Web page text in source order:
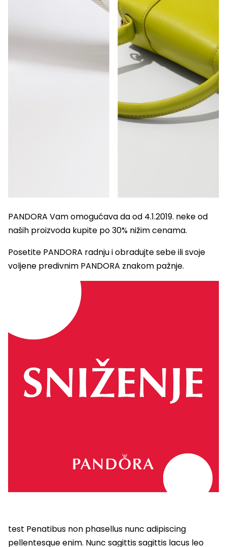
PANDORA Vam omogućava da od 4.1.2019. neke od
naših proizvoda kupite po 30% nižim cenama.
Posetite PANDORA radnju i obradujte sebe ili svoje
voljene predivnim PANDORA znakom pažnje.
test Penatibus non phasellus nunc adipiscing
pellentesque enim. Nunc sagittis sagittis lacus leo